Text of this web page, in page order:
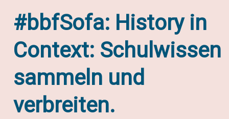
#bbfSofa: History in
Context: Schulwissen
sammeln und
verbreiten.